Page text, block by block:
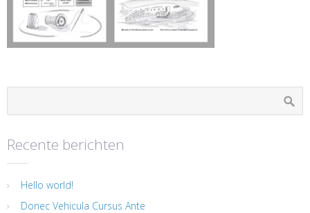
Recente berichten
Hello world!
Donec Vehicula Cursus Ante